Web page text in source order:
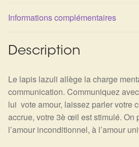
Panier
Informations complémentaires
Description
Le lapis lazuli allège la charge
communication. Communiquez
lui vote amour, laissez parler votre
accrue, votre 3è œil est stimulé. On
l’amour inconditionnel, à l’amour